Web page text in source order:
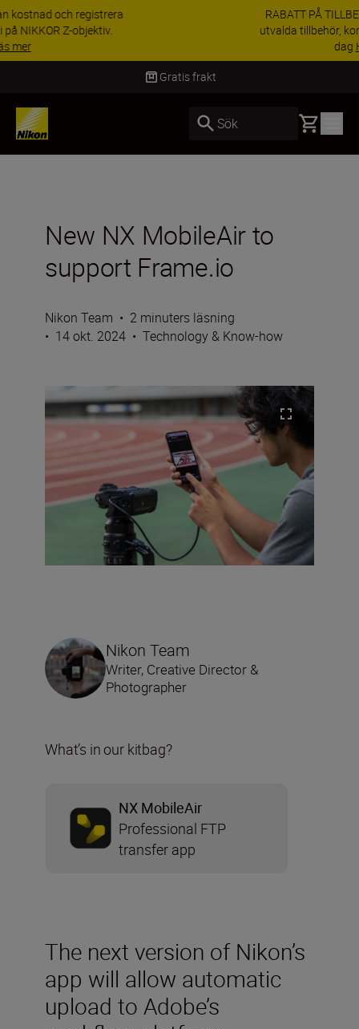
RABATT PÅ TILLBEHÖR | Få 15 % rabatt på
utvalda tillbehör, komplettera din utrustning i
Leverans inom 2-4 arbetsdagar
Sök Basket
New NX MobileAir to
support Frame.io
Nikon Team • 2 minuters läsning
• 14 okt. 2024 • Technology & Know-how
The next version of Nikon’s
app will allow automatic
upload to Adobe’s
Nikon Team
Writer, Creative Director &
Photographer
What’s in our kitbag?
NX MobileAir
Professional FTP
transfer app